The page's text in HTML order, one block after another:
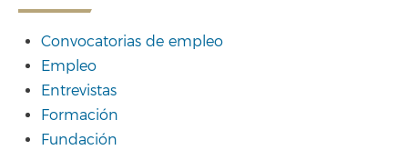
Convocatorias de empleo
Empleo
Entrevistas
Formación
Fundación